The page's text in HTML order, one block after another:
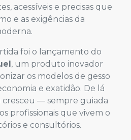
acessíveis e precisas que
e as exigências da
foi o lançamento do
, um produto inovador
os modelos de gesso
e exatidão. De lá
cresceu — sempre guiada
profissionais que vivem o
e consultórios.